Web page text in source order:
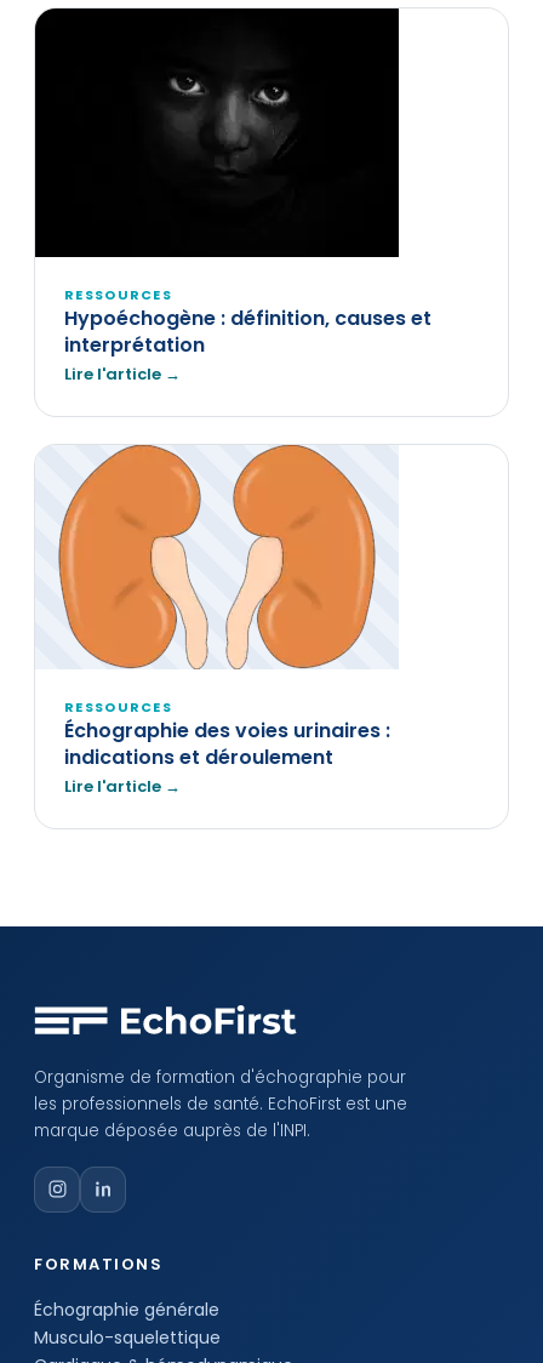
RESSOURCES
Hypoéchogène : définition, causes et
interprétation
Lire l'article →
RESSOURCES
Échographie des voies urinaires :
indications et déroulement
Lire l'article →
Organisme de formation d'échographie pour
les professionnels de santé. EchoFirst est une
marque déposée auprès de l'INPI.
FORMATIONS
Échographie générale
Musculo-squelettique